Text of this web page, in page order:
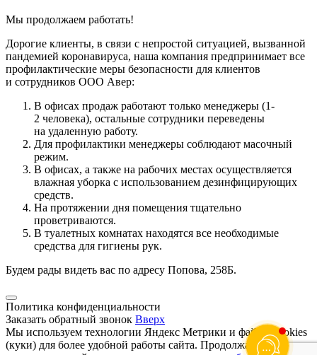
Мы продолжаем работать!
Дорогие клиенты, в связи с непростой ситуацией, вызванной
пандемией коронавируса, наша компания предпринимает все
профилактические меры безопасности для клиентов
и сотрудников ООО Авер:
В офисах продаж работают только менеджеры (1-
2 человека), остальные сотрудники переведены
на удаленную работу.
Для профилактики менеджеры соблюдают масочный
режим.
В офисах, а также на рабочих местах осуществляется
влажная уборка с использованием дезинфицирующих
средств.
На протяжении дня помещения тщательно
проветриваются.
В туалетных комнатах находятся все необходимые
средства для гигиены рук.
Будем рады видеть вас по адресу Попова, 258Б.
Политика конфиденциальности
Заказать обратный звонок Вверх
Мы используем технологии Яндекс Метрики и файлы cookies
(куки) для более удобной работы сайта. Продолжая